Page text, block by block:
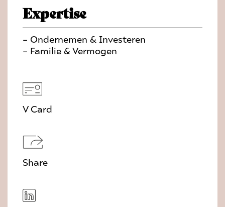
Expertise
– Ondernemen & Investeren
– Familie & Vermogen
V Card
Share